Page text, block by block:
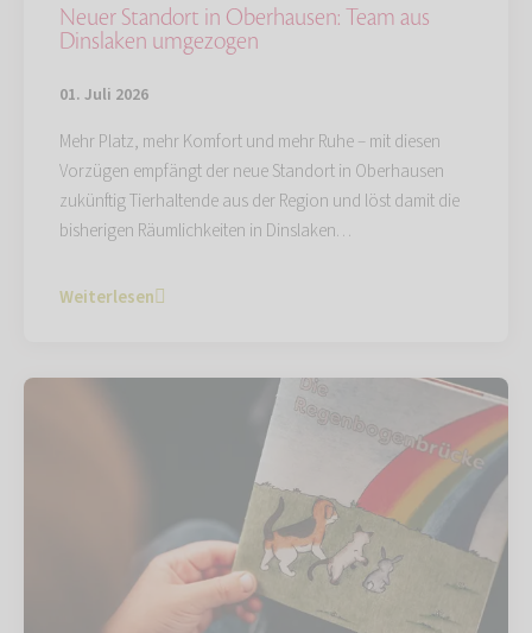
Neuer Standort in Oberhausen: Team aus
Dinslaken umgezogen
01. Juli 2026
Mehr Platz, mehr Komfort und mehr Ruhe – mit diesen
Vorzügen empfängt der neue Standort in Oberhausen
zukünftig Tierhaltende aus der Region und löst damit die
bisherigen Räumlichkeiten in Dinslaken…
Weiterlesen